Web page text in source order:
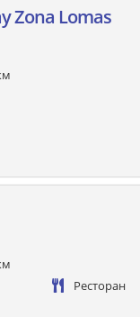
Zona Lomas
Ресторан